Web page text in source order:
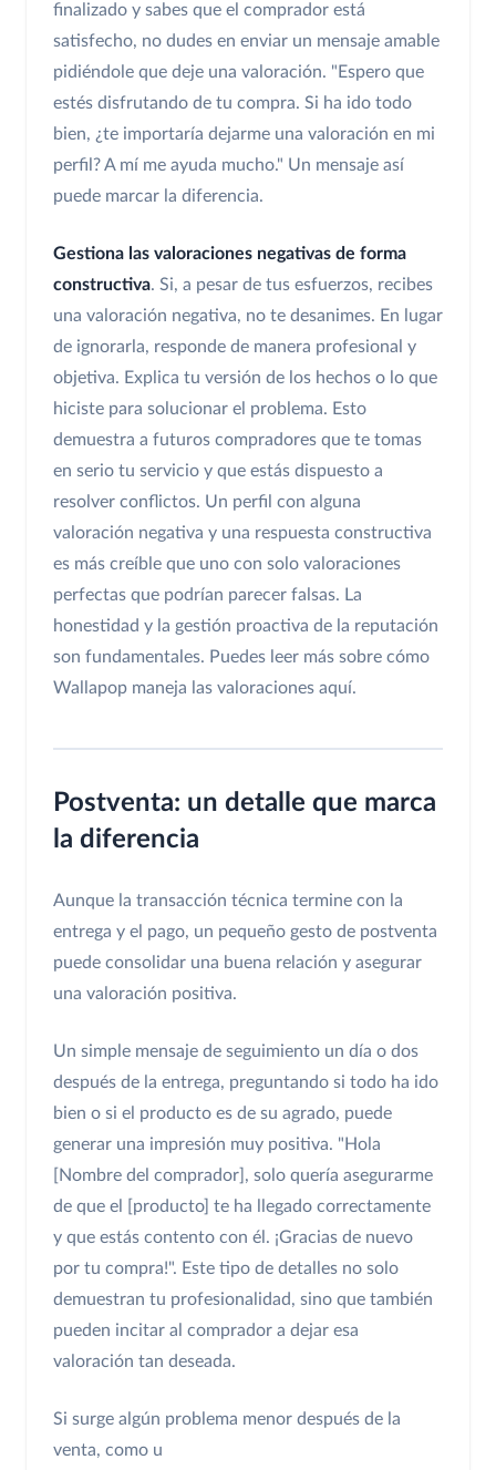
finalizado y sabes que el comprador está
satisfecho, no dudes en enviar un mensaje amable
pidiéndole que deje una valoración. "Espero que
estés disfrutando de tu compra. Si ha ido todo
bien, ¿te importaría dejarme una valoración en mi
perfil? A mí me ayuda mucho." Un mensaje así
puede marcar la diferencia.
Gestiona las valoraciones negativas de forma
constructiva. Si, a pesar de tus esfuerzos, recibes
una valoración negativa, no te desanimes. En lugar
de ignorarla, responde de manera profesional y
objetiva. Explica tu versión de los hechos o lo que
hiciste para solucionar el problema. Esto
demuestra a futuros compradores que te tomas
en serio tu servicio y que estás dispuesto a
resolver conflictos. Un perfil con alguna
valoración negativa y una respuesta constructiva
es más creíble que uno con solo valoraciones
perfectas que podrían parecer falsas. La
honestidad y la gestión proactiva de la reputación
son fundamentales. Puedes leer más sobre cómo
Wallapop maneja las valoraciones aquí.
Postventa: un detalle que marca
la diferencia
Aunque la transacción técnica termine con la
entrega y el pago, un pequeño gesto de postventa
puede consolidar una buena relación y asegurar
una valoración positiva.
Un simple mensaje de seguimiento un día o dos
después de la entrega, preguntando si todo ha ido
bien o si el producto es de su agrado, puede
generar una impresión muy positiva. "Hola
[Nombre del comprador], solo quería asegurarme
de que el [producto] te ha llegado correctamente
y que estás contento con él. ¡Gracias de nuevo
por tu compra!". Este tipo de detalles no solo
demuestran tu profesionalidad, sino que también
pueden incitar al comprador a dejar esa
valoración tan deseada.
Si surge algún problema menor después de la
venta, como u